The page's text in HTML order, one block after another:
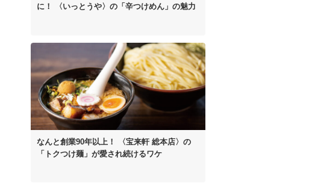
に！
〈いっとうや〉の 「辛つけめん」の魅力
なんと創業90年以上！
〈宝来軒 総本店〉の
「トクつけ麺」が愛され続けるワケ